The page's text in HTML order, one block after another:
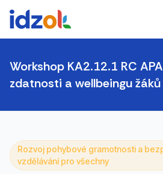
Workshop KA2.12.1 RC
zdatnosti a wellbeingu žáků
Rozvoj pohybové gramotnosti a
vzdělávání pro všechny